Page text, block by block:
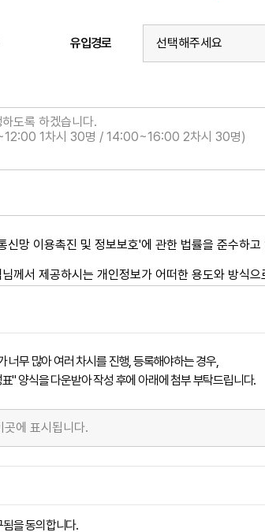
유입경로
너무 많아 여러 차시를 진행, 등록해야하는 경우,
" 양식을 다운받아 작성 후에 아래에 첨부 부탁드립니다.
을 동의합니다.